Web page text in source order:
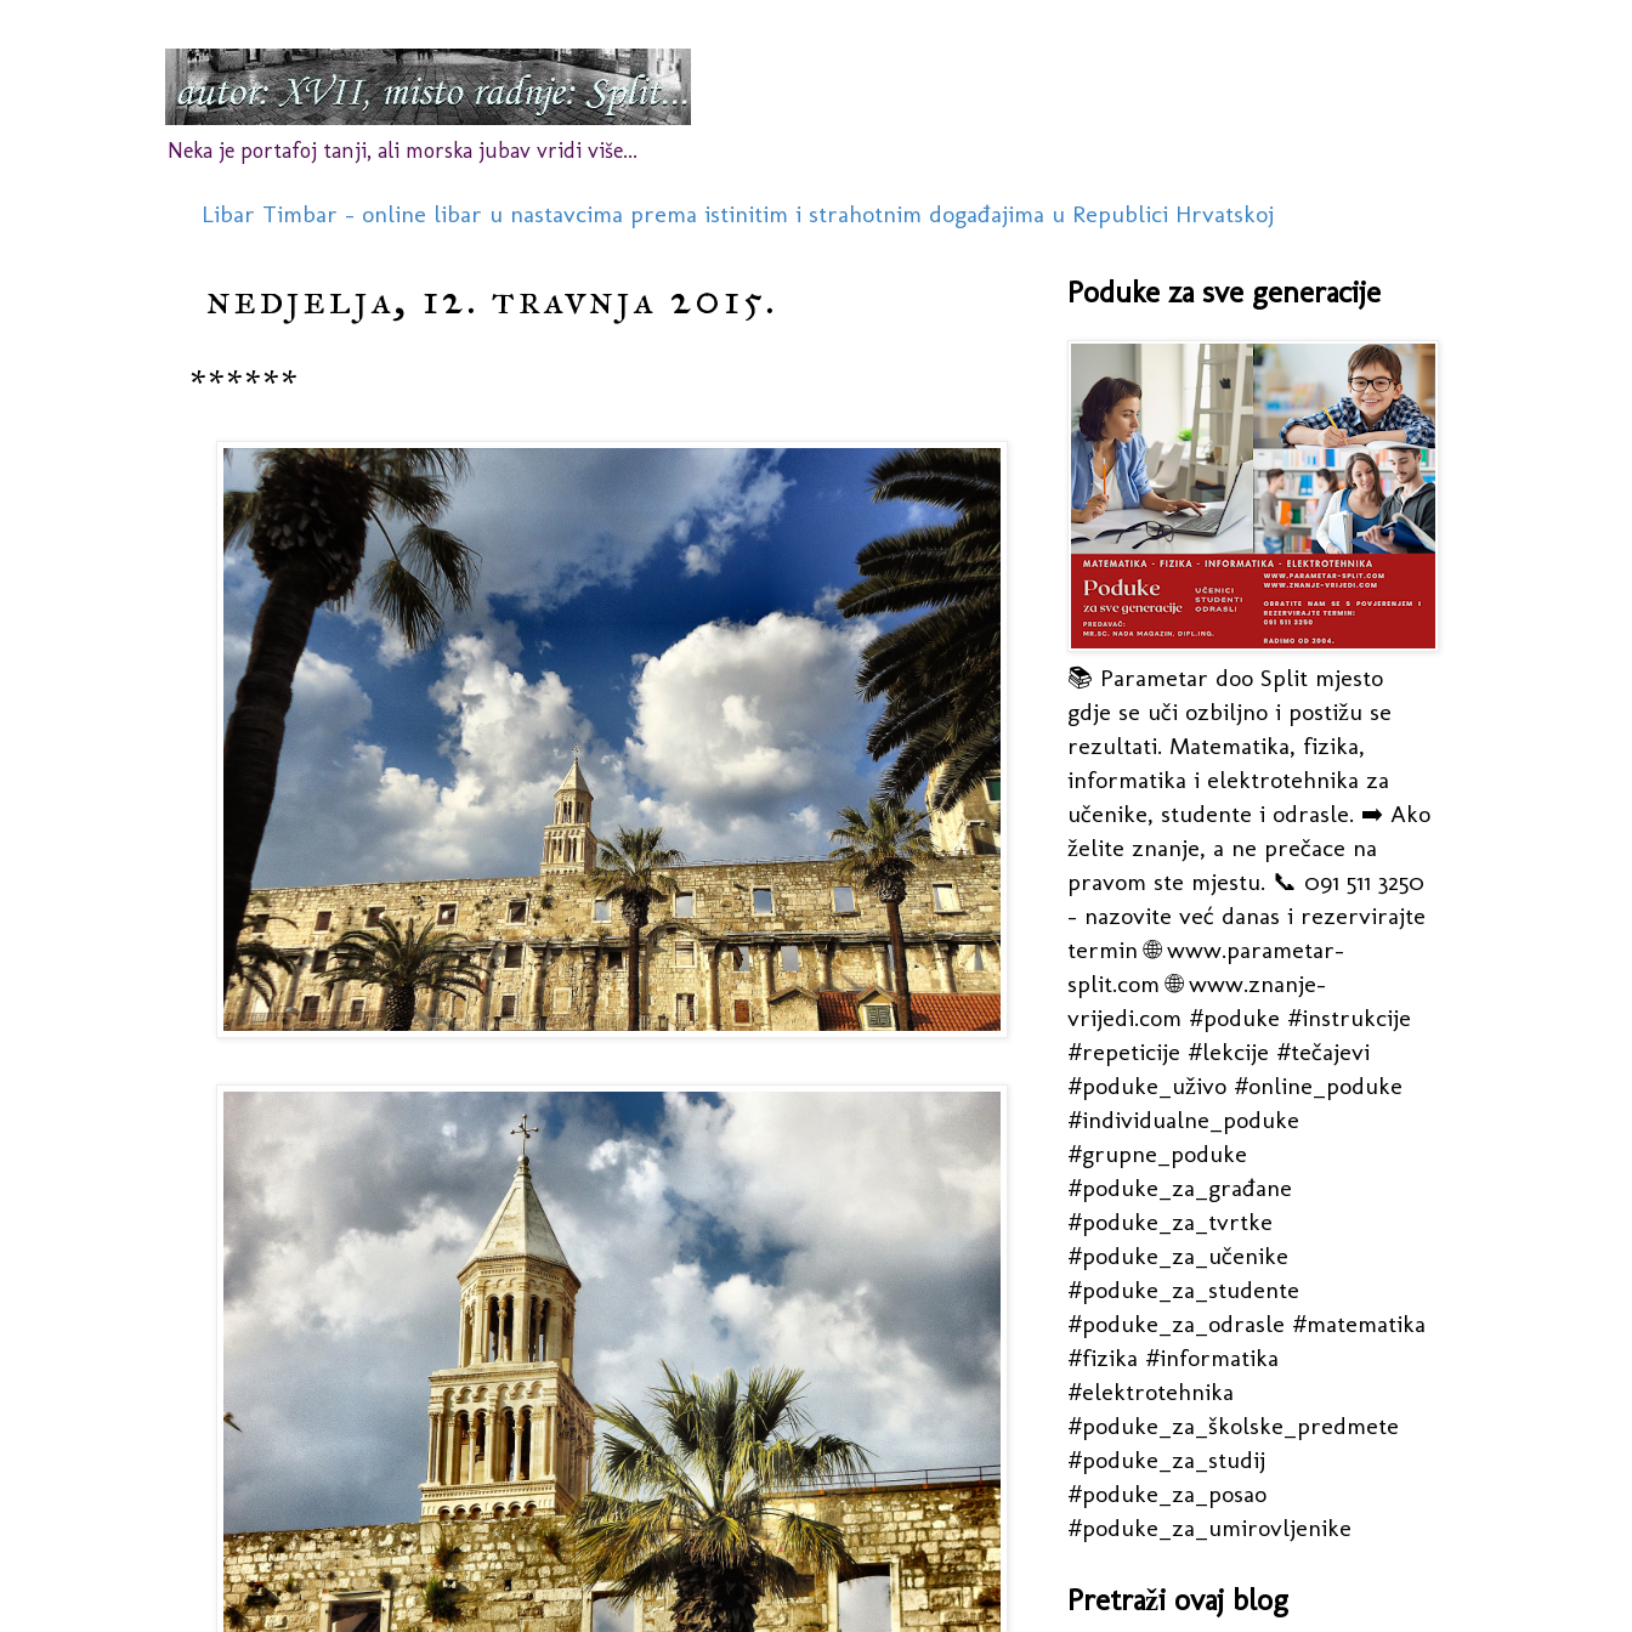
Neka je portafoj tanji, ali morska jubav vridi više...
Libar Timbar - online libar u nastavcima prema istinitim i strahotnim događajima u Republici Hrvatskoj
nedjelja, 12. travnja 2015.
******
Poduke za sve generacije
📚 Parametar doo Split mjesto
gdje se uči ozbiljno i postižu se
rezultati. Matematika, fizika,
informatika i elektrotehnika za
učenike, studente i odrasle. ➡️ Ako
želite znanje, a ne prečace na
pravom ste mjestu. 📞 091 511 3250
- nazovite već danas i rezervirajte
termin 🌐 www.parametar-
split.com 🌐 www.znanje-
vrijedi.com #poduke #instrukcije
#repeticije #lekcije #tečajevi
#poduke_uživo #online_poduke
#individualne_poduke
#grupne_poduke
#poduke_za_građane
#poduke_za_tvrtke
#poduke_za_učenike
#poduke_za_studente
#poduke_za_odrasle #matematika
#fizika #informatika
#elektrotehnika
#poduke_za_školske_predmete
#poduke_za_studij
#poduke_za_posao
#poduke_za_umirovljenike
Pretraži ovaj blog